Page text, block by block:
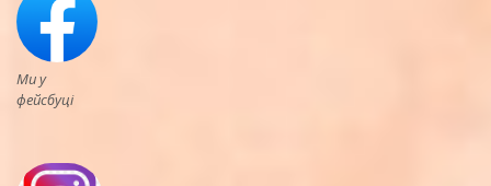
Ми у
фейсбуці